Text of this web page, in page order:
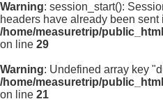
Warning: session_start():
headers have already been sent
/home/measuretrip/
on line 29
Warning: Undefined array key
/home/measuretrip/
on line 21